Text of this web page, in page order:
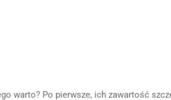
warto? Po pierwsze, ich zawartość